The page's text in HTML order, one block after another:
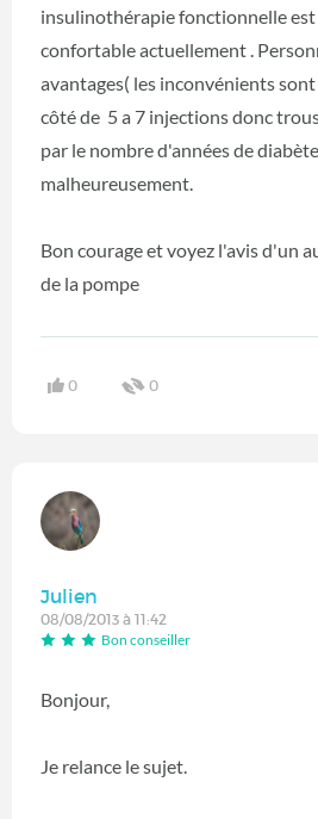
insulinothérapie fonctionnelle est
confortable actuellement .
avantages( les inconvénients
côté de 5 a 7 injections donc
par le nombre d'années de
malheureusement.
Bon courage et voyez l'avis d'un
de la pompe
0 0
Julien
08/08/2013 à 11:42
Bon conseiller
Bonjour,
Je relance le sujet.